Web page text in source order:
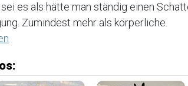
es als hätte man ständig einen
Zumindest mehr als körperliche.